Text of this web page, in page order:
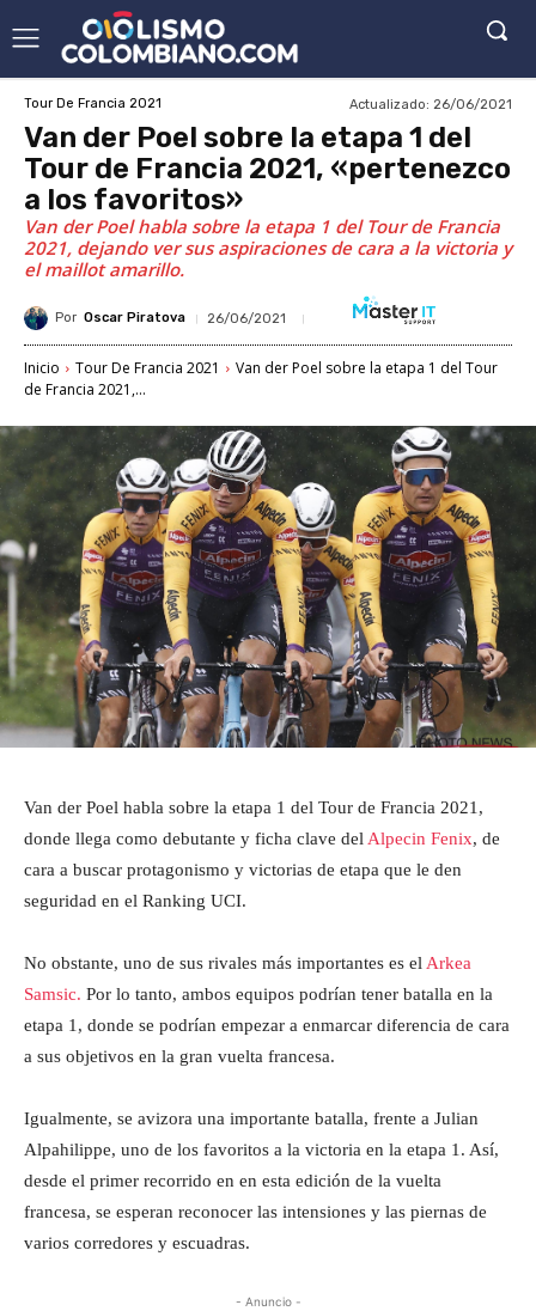
Tour De Francia 2021 Actualizado: 26/06/2021
Van der Poel sobre la etapa 1 del
Tour de Francia 2021, «pertenezco
a los favoritos»
Van der Poel habla sobre la etapa 1 del Tour de Francia
2021, dejando ver sus aspiraciones de cara a la victoria y
el maillot amarillo.
Por Oscar Piratova 26/06/2021
Inicio Tour De Francia 2021
Van der Poel sobre la etapa 1 del Tour
de Francia 2021,...
Van der Poel habla sobre la etapa 1 del Tour de Francia 2021,
donde llega como debutante y ficha clave del Alpecin Fenix, de
cara a buscar protagonismo y victorias de etapa que le den
seguridad en el Ranking UCI.
No obstante, uno de sus rivales más importantes es el Arkea
Samsic. Por lo tanto, ambos equipos podrían tener batalla en la
etapa 1, donde se podrían empezar a enmarcar diferencia de cara
a sus objetivos en la gran vuelta francesa.
Igualmente, se avizora una importante batalla, frente a Julian
Alpahilippe, uno de los favoritos a la victoria en la etapa 1. Así,
desde el primer recorrido en en esta edición de la vuelta
francesa, se esperan reconocer las intensiones y las piernas de
varios corredores y escuadras.
- Anuncio -